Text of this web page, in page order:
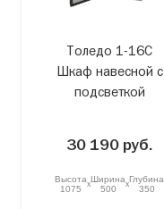
Толедо 1-16С
Шкаф навесной с
подсветкой
30 190 руб.
Высота
1075
xШирина
500
xГлубина
350